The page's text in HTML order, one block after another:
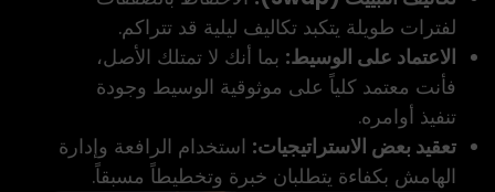
لفترات طويلة يتكبد تكاليف ليلية قد تتراكم.
الاعتماد على الوسيط: بما أنك لا تمتلك الأصل،
فأنت معتمد كلياً على موثوقية الوسيط وجودة
تنفيذ أوامره.
تعقيد بعض الاستراتيجيات: استخدام الرافعة وإدارة
الهامش بكفاءة يتطلبان خبرة وتخطيطاً مسبقاً.